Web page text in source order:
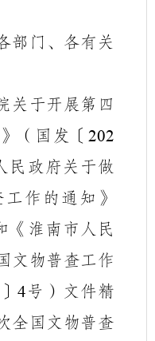
部门、各有关
关于开展第四
（国发〔 202
民政府关于做
作的通知》
《淮南市人民
文物普查工作
〕4号）文件精
全国文物普查